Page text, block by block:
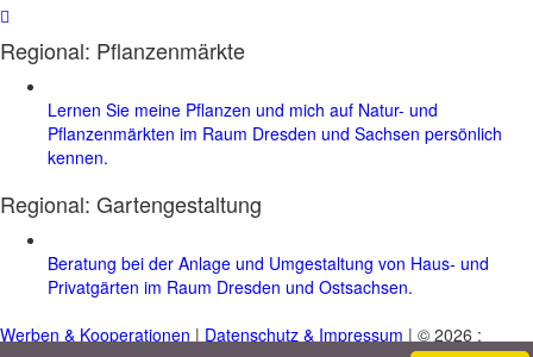
Regional: Pflanzenmärkte
Lernen Sie meine Pflanzen und mich auf Natur- und
Pflanzenmärkten im Raum Dresden und Sachsen persönlich
kennen.
Regional: Gartengestaltung
Beratung bei der Anlage und Umgestaltung von Haus- und
Privatgärten im Raum Dresden und Ostsachsen.
Werben & Kooperationen | Datenschutz & Impressum | © 2026 :